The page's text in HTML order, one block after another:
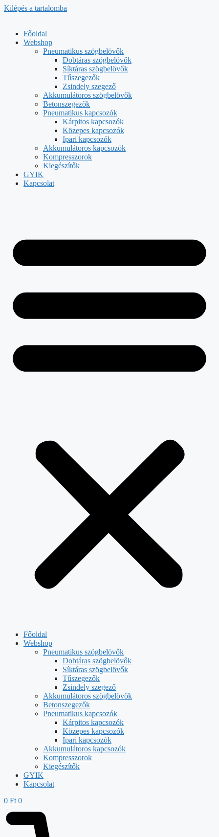
Kilépés a tartalomba
Főoldal
Webshop
Pneumatikus szögbelövők
Dobtáras szögbelövők
Síktáras szögbelövők
Tűszegezők
Zsindely szegező
Akkumulátoros szögbelövők
Betonszegezők
Pneumatikus kapcsozók
Kárpitos kapcsozók
Közepes kapcsozók
Ipari kapcsozók
Akkumulátoros kapcsozók
Kompresszorok
Kiegészítők
GYIK
Kapcsolat
Főoldal
Webshop
Pneumatikus szögbelövők
Dobtáras szögbelövők
Síktáras szögbelövők
Tűszegezők
Zsindely szegező
Akkumulátoros szögbelövők
Betonszegezők
Pneumatikus kapcsozók
Kárpitos kapcsozók
Közepes kapcsozók
Ipari kapcsozók
Akkumulátoros kapcsozók
Kompresszorok
Kiegészítők
GYIK
Kapcsolat
0 Ft 0